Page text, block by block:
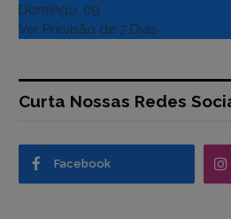
Domingo, 09
Ver Previsão de 7 Dias
Curta Nossas Redes
Facebook